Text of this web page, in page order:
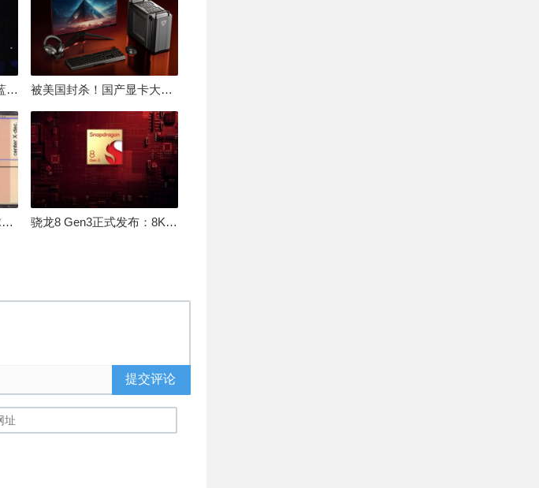
华为小米之后 vivo自研“蓝河”操作系统重磅发布 被美国封杀！国产显卡大厂：中国GPU不存在至暗时刻
中国技术实现突破！全球最先进的3D NAND存储芯片被发现 骁龙8 Gen3正式发布：8K240手游成真！AI性能飙升98％
提交评论